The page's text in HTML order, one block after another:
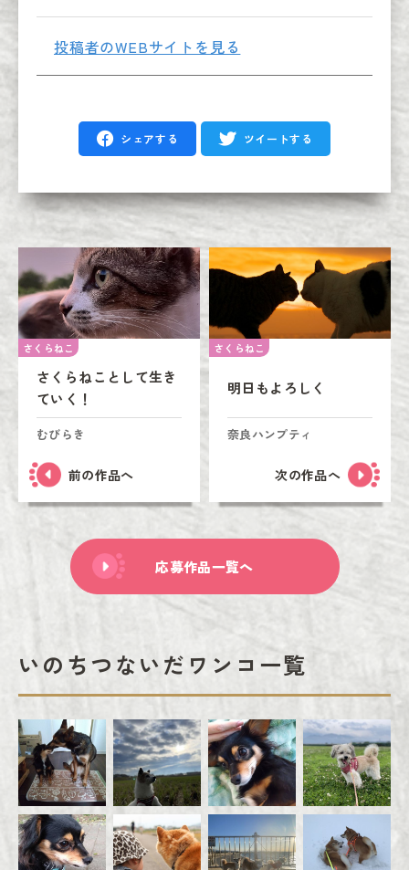
投稿者のWEBサイトを見る
シェアする ツイートする
さくらねこ
さくらねことして生き
ていく！
むびらき
前の作品へ
さくらねこ
明日もよろしく
奈良ハンプティ
次の作品へ
応募作品一覧へ
いのちつないだワンコ一覧